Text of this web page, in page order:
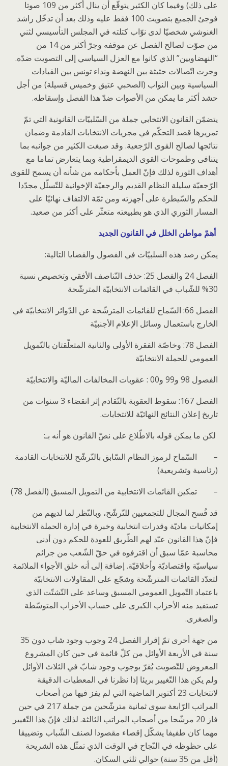
على ذلك) وفيما كان الكثير يتوقّع أن ينال أكثر من 109 صوتا
فوجئ الجميع بتصويت 100 فقط عليه وذلك بعد أن تدخّل راشد
الغنوشي شخصيّا لدى نوّاب كتلته في المجلس التأسيسي لثني
من صوّت لصالح الفصل عن موقفه وجرّ أكثر من 14 من
“النهضاويين” الذي كانوا مع العزل السياسي إلى التصويت ضدّه.
وجرت اتّصالات حثيثة بين النهضة ونداء تونس بين القيادات
السياسية وبين النواب (الصحبي عتيق وخميس قسيلة) من أجل
حشد أكثر ما يمكن من الأصوات ضدّ هذا الفصل وإسقاطه.
يتضمّن القانون الانتخابي جملة من السّلبيّات القانونية التي تمّ
تمريرها قصد التحكّم في مجريات الانتخابات القادمة وضمان
نتائجها لصالح القوى الرّجعية. وقد صيغت الكثير من جوانبه بما
يتنافى وطموحات القوى الديمقراطية وبما يتعارض تماما مع
أهداف الثورة لذلك فإنّ العمل بأحكامه من شأنه أن يسمح للقوى
الرّجعيّة سليلة النظام القديم والرجعيّة الإخوانية للتّسلّل مجدّدا
للحكم والسّيطرة على أجهزته ومن ثمّة الالتفاف نهائيّا على
المسار الثوري الذي هو بطبيعته متعثّر على أكثر من صعيد.
أهمّ مواطن الخلل في القانون الجديد
يمكن رصد هذه السلبيّات في الفصول والقضايا التالية:
الفصل 24 والفصل 25: حذف التّناصف الأفقي وتخصيص نسبة
30% للشّباب في القائمات الانتخابيّة المترشّحة
الفصل 66: السّماح للقائمات المترشّحة عن الدّوائر الانتخابيّة في
الخارج باستعمال وسائل الإعلام الأجنبيّة
الفصل 78: وخاصّة الفقرة الأولى والثانية المتعلّقتان بالتّمويل
العمومي للحملة الانتخابيّة
الفصول 98 و99 و00 : عقوبات المخالفات الماليّة والانتخابيّة
الفصل 167: سقوط العقوبة بالتّقادم إثر انقضاء 3 سنوات من
تاريخ إعلان النتائج النهائيّة للانتخابات.
لكن ما يمكن قوله بالاطّلاع على نصّ القانون هو أنه بـ:
– السّماح لرموز النظام السّابق بالتّرشّح للانتخابات القادمة
(رئاسية وتشريعية)
– تمكين القائمات الانتخابية من التمويل المسبق (الفصل 78)
قد فُسح المجال للتجمعيين للتّرشّح، وبالنّظر لما لديهم من
إمكانيات ماديّة وقدرات انتخابية وخبرة في إدارة الحملة الانتخابية
فإنّ هذا القانون عبّد لهم الطّريق للعودة للحكم دون أدنى
محاسبة عمّا سبق أن اقترفوه في حقّ الشّعب من جرائم
سياسيّة واقتصاديّة وأخلاقيّة. إضافة إلى أنه خلق الأجواء الملائمة
لتعدّد القائمات المترشّحة وشجّع على المقاولات الانتخابيّة
باعتماد التّمويل العمومي المسبق وساعد على التّشتّت الذي
تستفيد منه الأحزاب الكبرى على حساب الأحزاب المتوسّطة
والصغرى.
من جهة أخرى تمّ إقرار الفصل 24 وجوب وجود شاب دون 35
سنة في الأربعة الأوائل من كلّ قائمة في حين كان المشروع
المعروض للتّصويت يُقرّ بوجوب وجود شابّ في الثلاث الأوائل
ولم يكن هذا التّغيير بريئا إذا نظرنا في المعطيات الدقيقة
لانتخابات 23 أكتوبر الماضية التي لم يفز فيها من أصحاب
المراتب الرّابعة سوى ثمانية مترشّحين من جملة 217 في حين
فاز 20 مرشّحا من أصحاب المراتب الثالثة. لذلك فإنّ هذا التّغيير
مهما كان طفيفا يشكّل إقصاء مقصودا لصنف الشّباب وتضييقا
على حظوظه في النّجاح في الوقت الذي تمثّل هذه الشريحة
(أقل من 35 سنة) حوالي ثلثي السكان.